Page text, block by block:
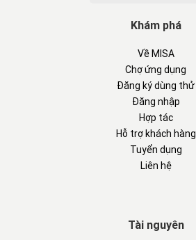
Khám phá
Về MISA
Chợ ứng dụng
Đăng ký dùng thử
Đăng nhập
Hợp tác
Hỗ trợ khách hàng
Tuyển dụng
Liên hệ
Tài nguyên